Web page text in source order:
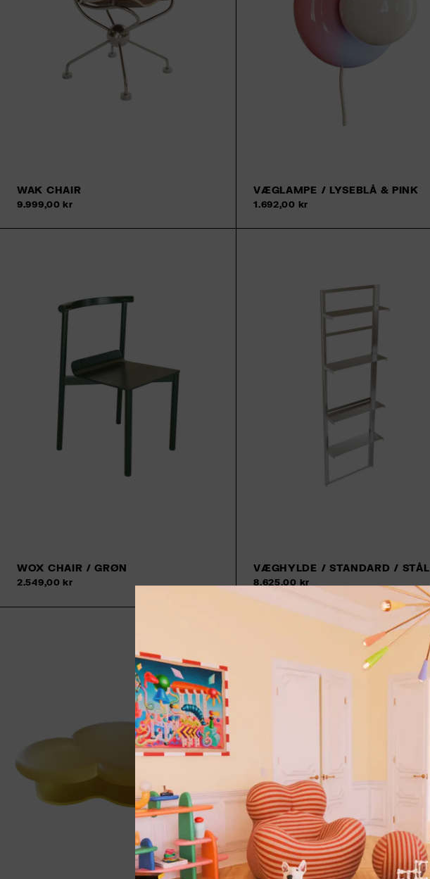
WAK CHAIR
9.999,00 kr
VÆGLAMPE / LYSEBLÅ & PINK
1.692,00 kr
WOX CHAIR / GRØN
2.549,00 kr Tilføj til kurv
VÆGHYLDE / STANDARD / STÅL
8.625,00 kr